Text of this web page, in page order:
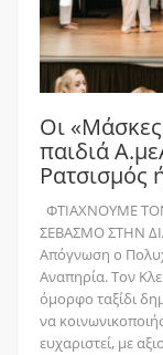
Οι
παιδιά
Ρατσισμός
ΦΤΙΑΧΝΟΥΜΕ
ΣΕΒΑΣΜΟ ΣΤΗΝ
Απόγνωση ο
Αναπηρία. Τον
όμορφο ταξίδι
να
ευχαριστεί, με